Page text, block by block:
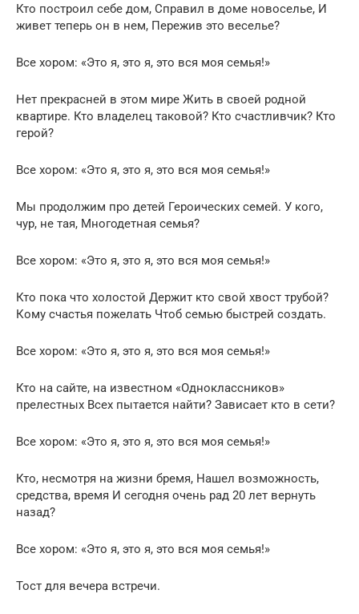
Кто построил себе дом, Справил в доме новоселье, И
живет теперь он в нем, Пережив это веселье?
Все хором: «Это я, это я, это вся моя семья!»
Нет прекрасней в этом мире Жить в своей родной
квартире. Кто владелец таковой? Кто счастливчик? Кто
герой?
Все хором: «Это я, это я, это вся моя семья!»
Мы продолжим про детей Героических семей. У кого,
чур, не тая, Многодетная семья?
Все хором: «Это я, это я, это вся моя семья!»
Кто пока что холостой Держит кто свой хвост трубой?
Кому счастья пожелать Чтоб семью быстрей создать.
Все хором: «Это я, это я, это вся моя семья!»
Кто на сайте, на известном «Одноклассников»
прелестных Всех пытается найти? Зависает кто в сети?
Все хором: «Это я, это я, это вся моя семья!»
Кто, несмотря на жизни бремя, Нашел возможность,
средства, время И сегодня очень рад 20 лет вернуть
назад?
Все хором: «Это я, это я, это вся моя семья!»
Тост для вечера встречи.